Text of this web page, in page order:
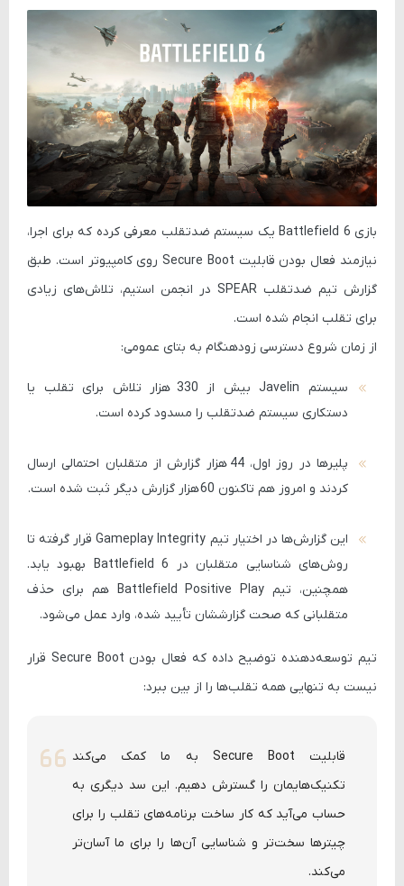
بازی Battlefield 6
یک سیستم ضدتقلب معرفی کرده که برای اجرا،
نیازمند فعال بودن قابلیت Secure Bootروی کامپیوتر است. طبق
گزارش تیم ضدتقلب SPEAR در انجمن استیم، تلاش‌های زیادی
برای تقلب انجام شده است.
از زمان شروع دسترسی زودهنگام به بتای عمومی:
سیستم Javelinبیش از 330 هزار
تلاش برای تقلب یا
دستکاری سیستم ضدتقلب را مسدود کرده است.
پلیرها در روز اول،44 هزار
گزارش از متقلبان احتمالی ارسال
کردند و امروز هم تاکنون 60 هزار گزارش دیگر ثبت شده است.
این گزارش‌ها در اختیار تیم Gameplay Integrityقرار گرفته تا
روش‌های شناسایی متقلبان در Battlefield 6 بهبود یابد.
همچنین، تیم Battlefield Positive Play هم برای حذف
متقلبانی که صحت گزارششان تأیید شده، وارد عمل می‌شود.
تیم توسعه‌دهنده توضیح داده که فعال بودن Secure Boot قرار
نیست به تنهایی همه تقلب‌ها را از بین ببرد:
قابلیت Secure Boot به ما کمک می‌کند
تکنیک‌هایمان را گسترش دهیم. این سد دیگری به
حساب می‌آید که کار ساخت برنامه‌های تقلب را برای
چیترها سخت‌تر و شناسایی آن‌ها را برای ما آسان‌تر
می‌کند.